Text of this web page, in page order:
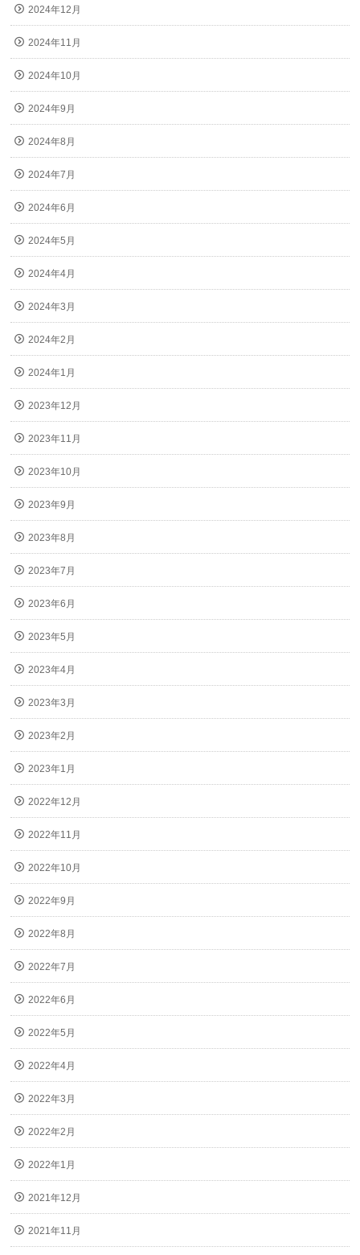
2024年12月
2024年11月
2024年10月
2024年9月
2024年8月
2024年7月
2024年6月
2024年5月
2024年4月
2024年3月
2024年2月
2024年1月
2023年12月
2023年11月
2023年10月
2023年9月
2023年8月
2023年7月
2023年6月
2023年5月
2023年4月
2023年3月
2023年2月
2023年1月
2022年12月
2022年11月
2022年10月
2022年9月
2022年8月
2022年7月
2022年6月
2022年5月
2022年4月
2022年3月
2022年2月
2022年1月
2021年12月
2021年11月